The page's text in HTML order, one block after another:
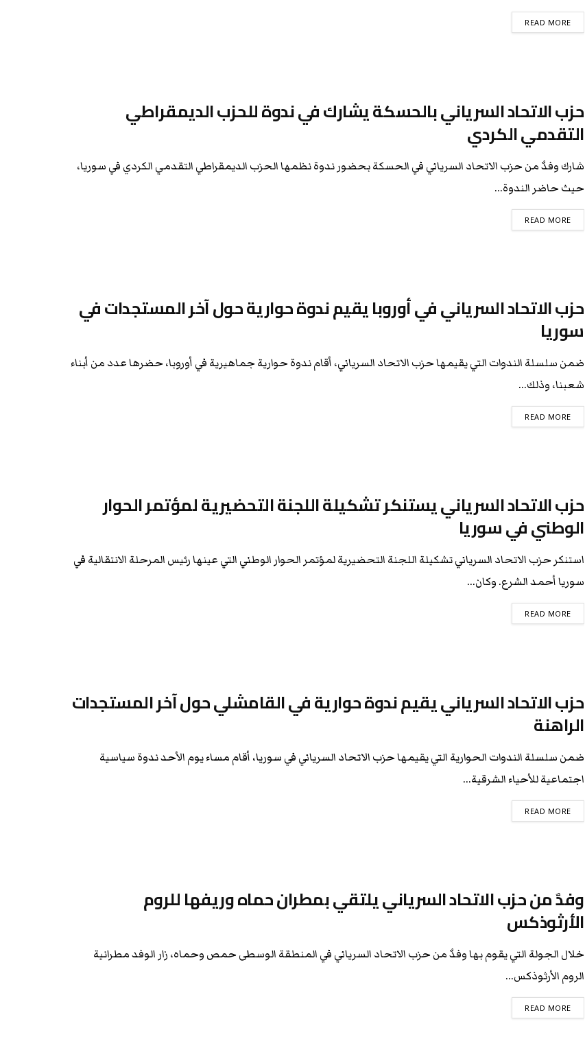
READ MORE
حزب الاتحاد السرياني بالحسكة يشارك في ندوة للحزب الديمقراطي
التقدمي الكردي
شارك وفدٌ من حزب الاتحاد السرياني في الحسكة بحضور ندوة نظمها الحزب الديمقراطي التقدمي الكردي في سوريا،
حيث حاضر الندوة...
READ MORE
حزب الاتحاد السرياني في أوروبا يقيم ندوة حوارية حول آخر المستجدات في
سوريا
ضمن سلسلة الندوات التي يقيمها حزب الاتحاد السرياني، أقام ندوة حوارية جماهيرية في أوروبا، حضرها عدد من أبناء
شعبنا، وذلك...
READ MORE
حزب الاتحاد السرياني يستنكر تشكيلة اللجنة التحضيرية لمؤتمر الحوار
الوطني في سوريا
استنكر حزب الاتحاد السرياني تشكيلة اللجنة التحضيرية لمؤتمر الحوار الوطني التي عينها رئيس المرحلة الانتقالية في
سوريا أحمد الشرع. وكان...
READ MORE
حزب الاتحاد السرياني يقيم ندوة حوارية في القامشلي حول آخر المستجدات
الراهنة
ضمن سلسلة الندوات الحوارية التي يقيمها حزب الاتحاد السرياني في سوريا، أقام مساء يوم الأحد ندوة سياسية
اجتماعية للأحياء الشرقية...
READ MORE
وفدٌ من حزب الاتحاد السرياني يلتقي بمطران حماه وريفها للروم
الأرثوذكس
خلال الجولة التي يقوم بها وفدٌ من حزب الاتحاد السرياني في المنطقة الوسطى حمص وحماه، زار الوفد مطرانية
الروم الأرثوذكس...
READ MORE